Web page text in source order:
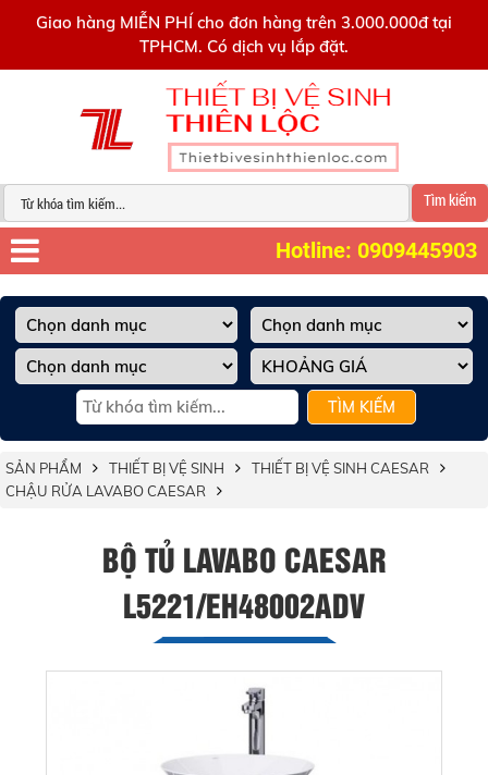
Giao hàng MIỄN PHÍ cho đơn hàng trên 3.000.000đ tại
TPHCM. Có dịch vụ lắp đặt.
Tìm kiếm
Hotline: 0909445903
TÌM KIẾM
SẢN PHẨM THIẾT BỊ VỆ SINH
THIẾT BỊ VỆ SINH CAESAR
CHẬU RỬA LAVABO CAESAR
BỘ TỦ LAVABO CAESAR
L5221/EH48002ADV
0909445903